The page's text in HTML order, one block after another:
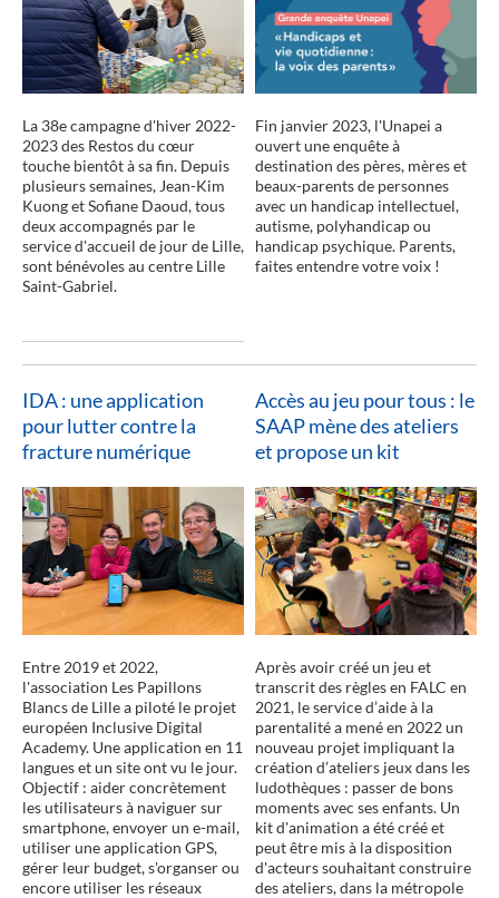
La 38e campagne d'hiver 2022-
2023 des Restos du cœur
touche bientôt à sa fin. Depuis
plusieurs semaines, Jean-Kim
Kuong et Sofiane Daoud, tous
deux accompagnés par le
service d'accueil de jour de Lille,
sont bénévoles au centre Lille
Saint-Gabriel.
lire la suite
Fin janvier 2023, l'Unapei a
ouvert une enquête à
destination des pères, mères et
beaux-parents de personnes
avec un handicap intellectuel,
autisme, polyhandicap ou
handicap psychique. Parents,
faites entendre votre voix !
IDA : une application
pour lutter contre la
fracture numérique
Entre 2019 et 2022,
l'association Les Papillons
Blancs de Lille a piloté le projet
européen Inclusive Digital
Academy. Une application en 11
langues et un site ont vu le jour.
Objectif : aider concrètement
les utilisateurs à naviguer sur
smartphone, envoyer un e-mail,
utiliser une application GPS,
gérer leur budget, s'organser ou
encore utiliser les réseaux
Accès au jeu pour tous : le
SAAP mène des ateliers
et propose un kit
lire la suite
Après avoir créé un jeu et
transcrit des règles en FALC en
2021, le service d’aide à la
parentalité a mené en 2022 un
nouveau projet impliquant la
création d’ateliers jeux dans les
ludothèques : passer de bons
moments avec ses enfants. Un
kit d'animation a été créé et
peut être mis à la disposition
d'acteurs souhaitant construire
des ateliers, dans la métropole